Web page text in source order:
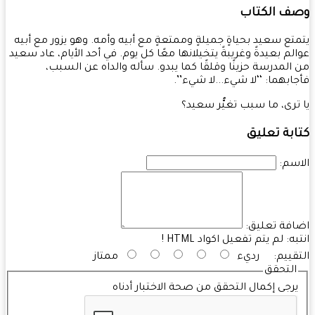
الكتاب
سعيد بحياةٍ جميلةٍ وممتعةٍ مع أبيه وأمه. وهو يزور مع أبيه
بعيدةً وغريبةً يتخيلانها معًا كل يوم. في أحد الأيام، عاد سعيد
حزينًا وقلقًا كما يبدو. سأله والداه عن السبب،
‘‘لا شيء...لا شيء’’.
ترى، ما سبب تغيُّر سعيد؟
تعليق
تعليق:
لم يتم تفعيل اكواد HTML !
رديء
ممتاز
التحقق
يرجى إكمال التحقق من صحة الاختبار أدناه